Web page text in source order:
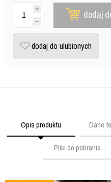
dodaj
dodaj do ulubionych
Opis produktu Dane
Pliki do pobrania